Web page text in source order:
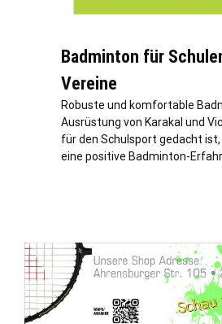
Badminton für
Vereine
Robuste und komfortable
Ausrüstung von Karakal und
für den Schulsport gedacht
eine positive Badminton-